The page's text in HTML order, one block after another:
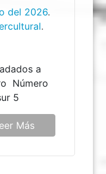
del 2026.
.
a
Número
5
Más